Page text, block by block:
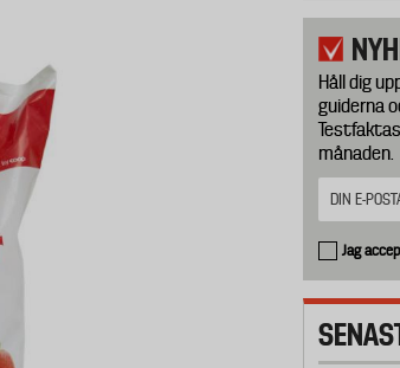
Håll dig
guiderna
månaden.
Jag